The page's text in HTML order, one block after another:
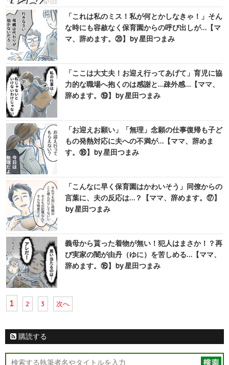
「これは私のミス！私が何とかしなきゃ！」そん
な時にも容赦なく保育園からの呼び出しが…【マ
マ、辞めます。⑳】by 星田つまみ
「ここは大丈夫！お迎え行ってあげて」育児に協
力的な職場へ抱くのは感謝と…疎外感…【ママ、
辞めます。⑲】by 星田つまみ
「お迎えお願い」「無理」念願の仕事復帰も子ど
もの発熱対応に夫への不満が…【ママ、辞めま
す。⑱】by 星田つまみ
「こんなに早く保育園はかわいそう」同僚からの
言葉に、夫の反応は…？【ママ、辞めます。⑰】
by 星田つまみ
義母から貰った着物が無い！犯人はまさか！？再
び実家の闇が由丹（ゆに）を苦しめる…【ママ、
辞めます。⑯】by 星田つまみ
1 2 3 次へ
購読する